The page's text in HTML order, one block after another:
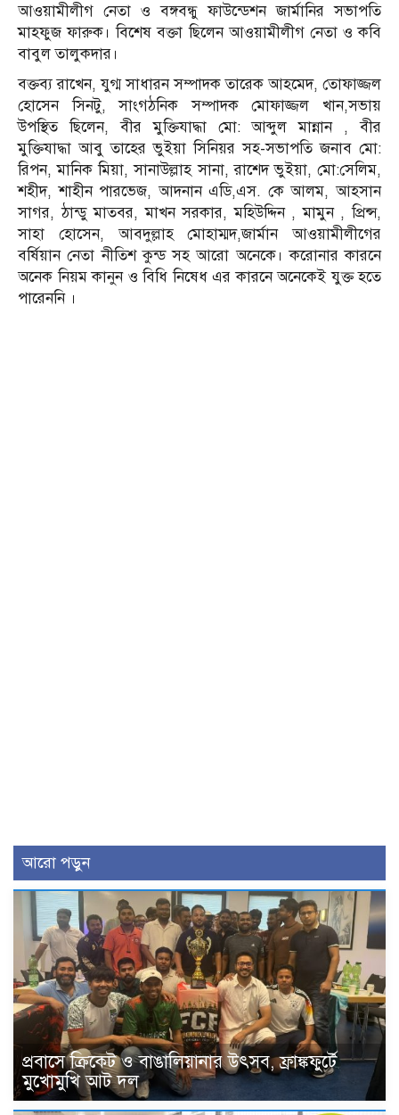
আওয়ামীলীগ নেতা ও বঙ্গবন্ধু ফাউন্ডেশন জার্মানির সভাপতি
মাহফুজ ফারুক। বিশেষ বক্তা ছিলেন আওয়ামীলীগ নেতা ও কবি
বাবুল তালুকদার।
বক্তব্য রাখেন, যুগ্ম সাধারন সম্পাদক তারেক আহমেদ, তোফাজ্জল
হোসেন সিনটু, সাংগঠনিক সম্পাদক মোফাজ্জল খান,সভায়
উপস্থিত ছিলেন, বীর মুক্তিযাদ্ধা মো: আব্দুল মান্নান , বীর
মুক্তিযাদ্ধা আবু তাহের ভুইয়া সিনিয়র সহ-সভাপতি জনাব মো:
রিপন, মানিক মিয়া, সানাউল্লাহ সানা, রাশেদ ভুইয়া, মো:সেলিম,
শহীদ, শাহীন পারভেজ, আদনান এডি,এস. কে আলম, আহসান
সাগর, ঠান্ডু মাতবর, মাখন সরকার, মহিউদ্দিন , মামুন , প্রিন্স,
সাহা হোসেন, আবদুল্লাহ মোহাম্মদ,জার্মান আওয়ামীলীগের
বর্ষিয়ান নেতা নীতিশ কুন্ড সহ আরো অনেকে। করোনার কারনে
অনেক নিয়ম কানুন ও বিধি নিষেধ এর কারনে অনেকেই যুক্ত হতে
পারেননি ।
আরো পড়ুন
প্রবাসে ক্রিকেট ও বাঙালিয়ানার উৎসব, ফ্রাঙ্কফুর্টে
মুখোমুখি আট দল